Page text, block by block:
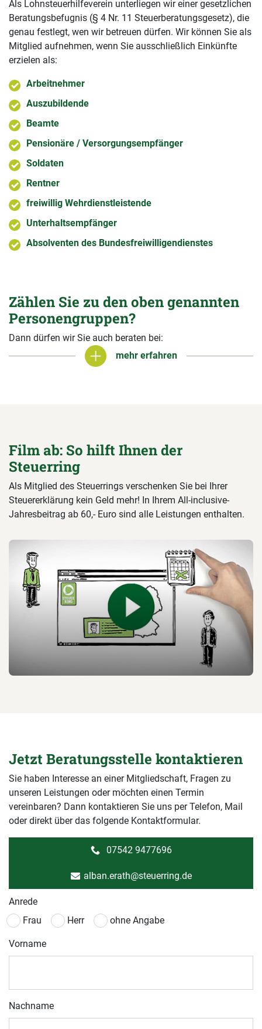
Als Lohnsteuerhilfeverein unterliegen wir einer gesetzlichen
Beratungsbefugnis (§ 4 Nr. 11 Steuerberatungsgesetz), die
genau festlegt, wen wir betreuen dürfen. Wir können Sie als
Mitglied aufnehmen, wenn Sie ausschließlich Einkünfte
erzielen als:
Arbeitnehmer
Auszubildende
Beamte
Pensionäre / Versorgungsempfänger
Soldaten
Rentner
freiwillig Wehrdienstleistende
Unterhaltsempfänger
Absolventen des Bundesfreiwilligendienstes
Zählen Sie zu den oben genannten
Personengruppen?
Dann dürfen wir Sie auch beraten bei:
mehr erfahren
mehr erfahren
Film ab: So hilft Ihnen der
Steuerring
Als Mitglied des Steuerrings verschenken Sie bei Ihrer
Steuererklärung kein Geld mehr! In Ihrem All-inclusive-
Jahresbeitrag ab 60,- Euro sind alle Leistungen enthalten.
Jetzt Beratungsstelle kontaktieren
Sie haben Interesse an einer Mitgliedschaft, Fragen zu
unseren Leistungen oder möchten einen Termin
vereinbaren? Dann kontaktieren Sie uns per Telefon, Mail
oder direkt über das folgende Kontaktformular.
07542 9477696
alban.erath@steuerring.de
Anrede
Frau
Herr ohne Angabe
Vorname
Nachname